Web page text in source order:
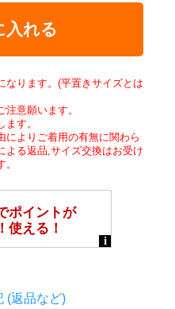
入れる
なります。(平置きサイズとは
注意願います。
す。
によりご着用の有無に関わら
よる返品,サイズ交換はお受け
(返品など)